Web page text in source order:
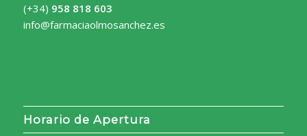
(+34) 958 818 603
info@farmaciaolmosanchez.es
Horario de Apertura